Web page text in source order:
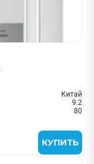
Китай
9.2
80
КУПИТЬ